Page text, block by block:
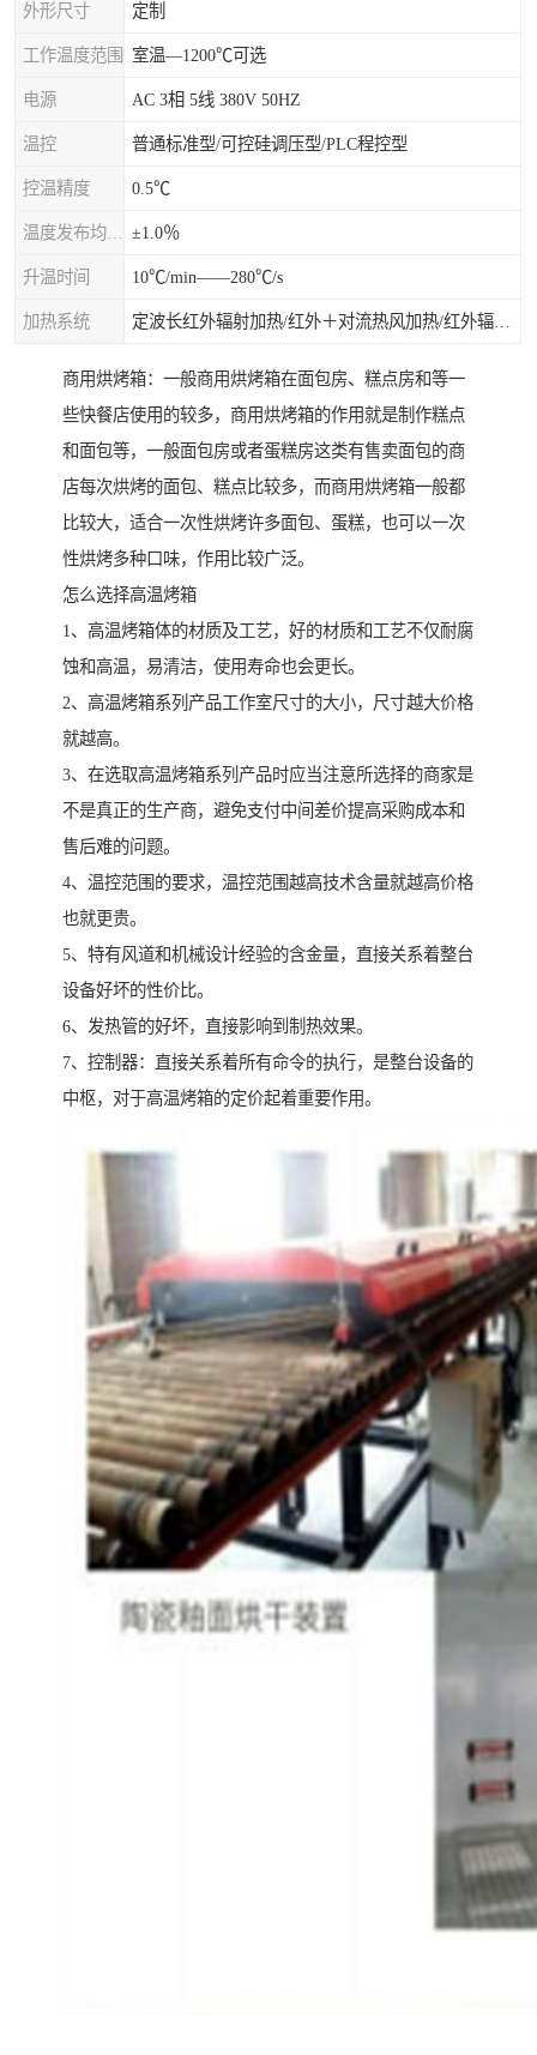
外形尺寸 定制
工作温度范围 室温—1200℃可选
电源 AC 3相 5线 380V 50HZ
温控 普通标准型/可控硅调压型/PLC程控型
控温精度 0.5℃
±1.0％
升温时间 10℃/min——280℃/s
加热系统
商用烘烤箱：一般商用烘烤箱在面包房、糕点房和等一
些快餐店使用的较多，商用烘烤箱的作用就是制作糕点
和面包等，一般面包房或者蛋糕房这类有售卖面包的商
店每次烘烤的面包、糕点比较多，而商用烘烤箱一般都
比较大，适合一次性烘烤许多面包、蛋糕，也可以一次
性烘烤多种口味，作用比较广泛。
怎么选择高温烤箱
1、高温烤箱体的材质及工艺，好的材质和工艺不仅耐腐
蚀和高温，易清洁，使用寿命也会更长。
2、高温烤箱系列产品工作室尺寸的大小，尺寸越大价格
就越高。
3、在选取高温烤箱系列产品时应当注意所选择的商家是
不是真正的生产商，避免支付中间差价提高采购成本和
售后难的问题。
4、温控范围的要求，温控范围越高技术含量就越高价格
也就更贵。
5、特有风道和机械设计经验的含金量，直接关系着整台
设备好坏的性价比。
6、发热管的好坏，直接影响到制热效果。
7、控制器：直接关系着所有命令的执行，是整台设备的
中枢，对于高温烤箱的定价起着重要作用。